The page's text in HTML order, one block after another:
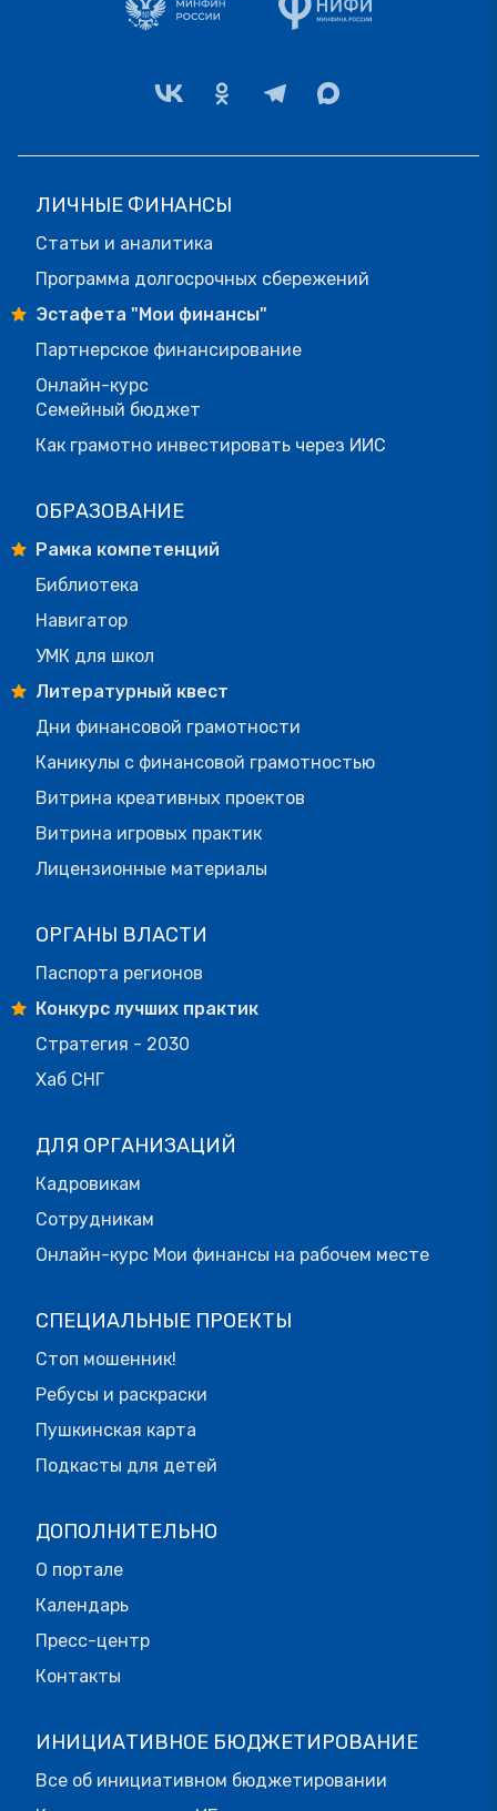
ЛИЧНЫЕ ФИНАНСЫ
Статьи и аналитика
Программа долгосрочных сбережений
Эстафета "Мои финансы"
Партнерское финансирование
Онлайн-курс
Семейный бюджет
Как грамотно инвестировать через ИИС
ОБРАЗОВАНИЕ
Рамка компетенций
Библиотека
Навигатор
УМК для школ
Литературный квест
Дни финансовой грамотности
Каникулы с финансовой грамотностью
Витрина креативных проектов
Витрина игровых практик
Лицензионные материалы
ОРГАНЫ ВЛАСТИ
Паспорта регионов
Конкурс лучших практик
Стратегия - 2030
Хаб СНГ
ДЛЯ ОРГАНИЗАЦИЙ
Кадровикам
Сотрудникам
Онлайн-курс Мои финансы на рабочем месте
СПЕЦИАЛЬНЫЕ ПРОЕКТЫ
Стоп мошенник!
Ребусы и раскраски
Пушкинская карта
Подкасты для детей
ДОПОЛНИТЕЛЬНО
О портале
Календарь
Пресс-центр
Контакты
ИНИЦИАТИВНОЕ БЮДЖЕТИРОВАНИЕ
Все об инициативном бюджетировании